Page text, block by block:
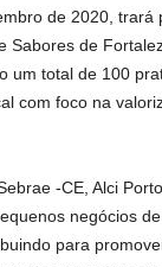
de 2020, trará
Sabores de
um total de 100
com foco na
-CE, Alci
negócios
para